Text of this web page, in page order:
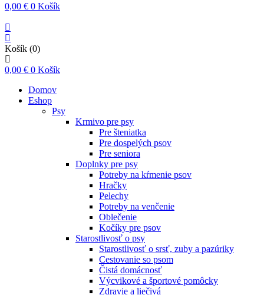
0,00 € 0 Košík
Košík (0)
0,00 € 0 Košík
Domov
Eshop
Psy
Krmivo pre psy
Pre šteniatka
Pre dospelých psov
Pre seniora
Doplnky pre psy
Potreby na kŕmenie psov
Hračky
Pelechy
Potreby na venčenie
Oblečenie
Kočíky pre psov
Starostlivosť o psy
Starostlivosť o srsť, zuby a pazúriky
Cestovanie so psom
Čistá domácnosť
Výcvikové a športové pomôcky
Zdravie a liečivá